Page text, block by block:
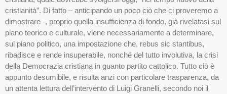
cristianità”. Di fatto – anticipando un poco ciò che ci proveremo a
dimostrare -, proprio quella insufficienza di fondo, già rivelatasi sul
piano teorico e culturale, viene necessariamente a determinare,
sul piano politico, una impostazione che, rebus sic stantibus,
ribadisce e rende insuperabile, nonché del tutto involutiva, la crisi
della Democrazia cristiana in guanto partito cattolico. Tutto ciò è
appunto desumibile, e risulta anzi con particolare trasparenza, da
un attenta lettura dell’intervento di Luigi Granelli, secondo noi il